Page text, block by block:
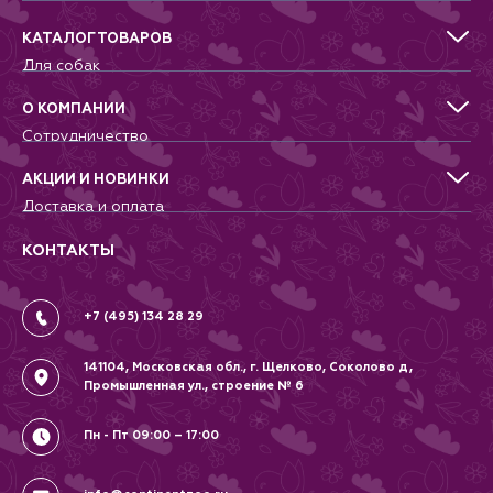
мала, поводок может быть
слишком коротким для функции
плеча. доступные размеры: XS,
S, M, L. Машинная стирка при
температуре 30°C. Не сушите в
стиральной машине.
КАТАЛОГ ТОВАРОВ
Для собак
Для кошек
Для грызунов
Для птиц
Аквариумистика, пруд, море
Террариумистика
О КОМПАНИИ
Сотрудничество
Питомникам
Добрые дела
Новости
Контакты
Вопрос-Ответ
АКЦИИ И НОВИНКИ
Доставка и оплата
Гарантии и возврат
Вакансии
Политика
Соглашение
КОНТАКТЫ
+7 (495) 134 28 29
141104, Московская обл., г. Щелково, Соколово д,
Промышленная ул., строение № 6
Пн - Пт 09:00 – 17:00